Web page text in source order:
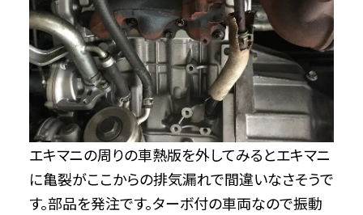
エキマニの周りの車熱版を外してみるとエキマニ
に亀裂がここからの排気漏れで間違いなさそうで
す。部品を発注です。ターボ付の車両なので振動